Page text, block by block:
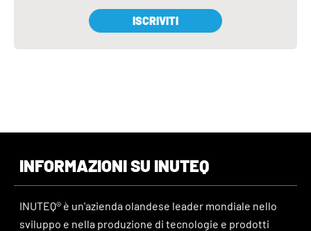
ISCRIVITI
INFORMAZIONI SU INUTEQ
INUTEQ® è un'azienda olandese leader mondiale nello
sviluppo e nella produzione di tecnologie e prodotti